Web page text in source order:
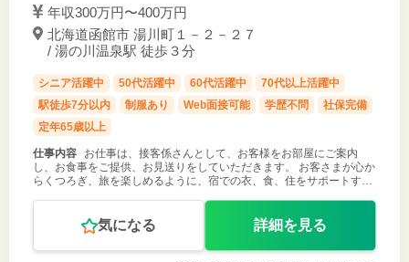
年収300万円〜400万円
北海道函館市 湯川町１－２－２７
/ 湯の川温泉駅 徒歩３分
シニア活躍中 50代活躍中 60代活躍中
70代以上活躍中
駅徒歩7分以内
制服あり Web面接可能 学歴不問
社保完備
定年65歳以上
仕事内容
お仕事は、接客係さんとして、お客様をお部屋にご案内
し、お食事をご提供、お見送りをしていただきます。 お客さまが心か
らくつろぎ、旅を楽しめるように、宿での衣、食、住をサポートする
気になる 詳細を見る